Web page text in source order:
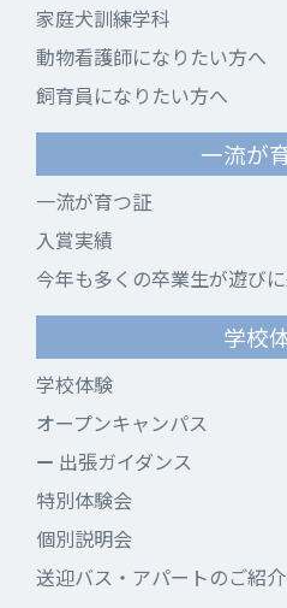
家庭犬訓練学科
動物看護師になりたい方へ
飼育員になりたい方へ
一流が
一流が育つ証
入賞実績
今年も多くの卒業生が遊び
学校
学校体験
オープンキャンパス
出張ガイダンス
特別体験会
個別説明会
送迎バス・アパートのご紹介